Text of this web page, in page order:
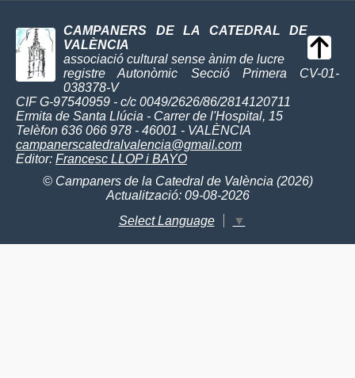
CAMPANERS DE LA CATEDRAL DE
VALÈNCIA
associació cultural sense ànim de lucre
registre Autonòmic Secció Primera CV-01-
038378-V
CIF G-97540959 - c/c 0049/2626/86/2814120711
Ermita de Santa Llúcia - Carrer de l'Hospital, 15
Telèfon 636 066 978 - 46001 - VALÈNCIA
campanerscatedralvalencia@gmail.com
Editor: Francesc LLOP i BAYO
© Campaners de la Catedral de València (2026)
Actualització: 09-08-2026
Select Language
▼